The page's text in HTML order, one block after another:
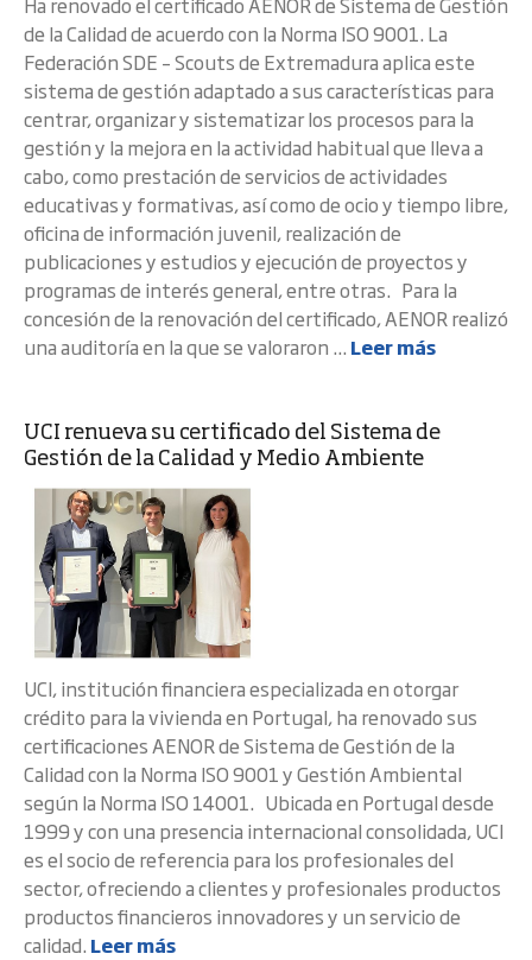
de la Calidad de acuerdo con la Norma ISO 9001. La
Federación SDE – Scouts de Extremadura aplica este
sistema de gestión adaptado a sus características para
centrar, organizar y sistematizar los procesos para la
gestión y la mejora en la actividad habitual que lleva a
cabo, como prestación de servicios de actividades
educativas y formativas, así como de ocio y tiempo libre,
oficina de información juvenil, realización de
publicaciones y estudios y ejecución de proyectos y
programas de interés general, entre otras. Para la
concesión de la renovación del certificado, AENOR realizó
una auditoría en la que se valoraron ... Leer más
UCI renueva su certificado del Sistema de
Gestión de la Calidad y Medio Ambiente
UCI, institución financiera especializada en otorgar
crédito para la vivienda en Portugal, ha renovado sus
certificaciones AENOR de Sistema de Gestión de la
Calidad con la Norma ISO 9001 y Gestión Ambiental
según la Norma ISO 14001. Ubicada en Portugal desde
1999 y con una presencia internacional consolidada, UCI
es el socio de referencia para los profesionales del
sector, ofreciendo a clientes y profesionales productos
productos financieros innovadores y un servicio de
calidad. Leer más